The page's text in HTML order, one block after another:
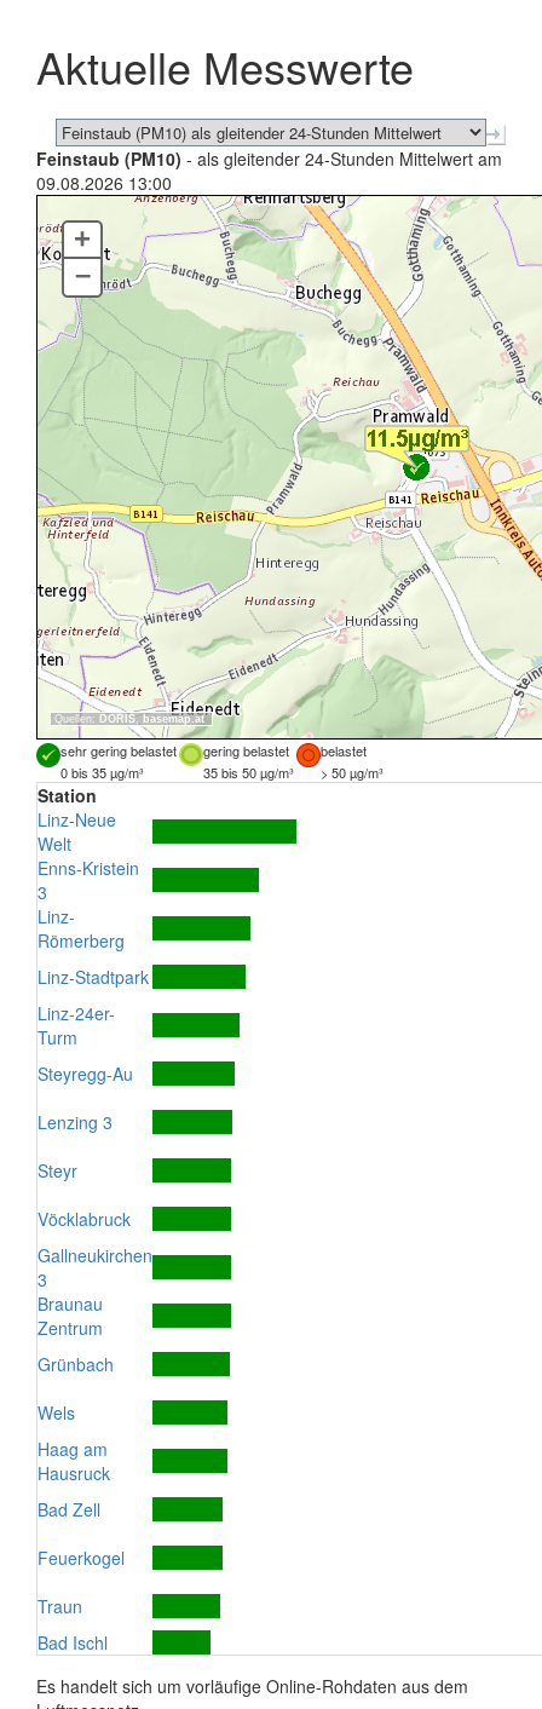
schließen
Aktuelle Messwerte
Feinstaub (PM10) - als gleitender 24-Stunden Mittelwert am
09.08.2026 13:00
Quellen: DORIS, basemap.at
+
–
sehr gering belastet gering belastet
belastet
0 bis 35 µg/m³
35 bis 50 µg/m³ > 50 µg/m³
Station
Linz-Neue
Welt
Enns-Kristein
3
Linz-
Römerberg
Linz-Stadtpark
Linz-24er-
Turm
Steyregg-Au
Lenzing 3
Steyr
Vöcklabruck
Gallneukirchen
3
Braunau
Zentrum
Grünbach
Wels
Haag am
Hausruck
Bad Zell
Feuerkogel
Traun
Bad Ischl
Es handelt sich um vorläufige Online-Rohdaten aus dem